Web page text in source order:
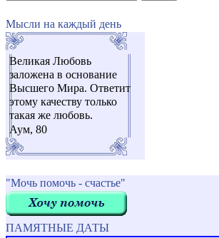
Мысли на каждый день
Великая Любовь
заложена в основание
Высшего Мира. Ответит
этому качеству только
такая же любовь.
Аум, 80
"Мочь помочь - счастье"
ПАМЯТНЫЕ ДАТЫ